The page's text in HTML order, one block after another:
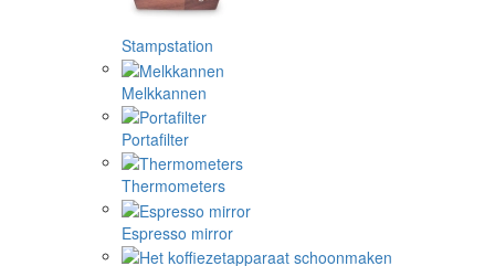
Stampstation
Melkkannen
Portafilter
Thermometers
Espresso mirror